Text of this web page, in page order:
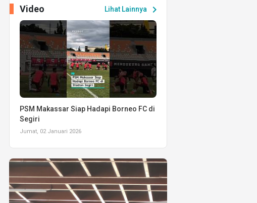
Lihat Lainnya chevron_right
Video
PSM Makassar Siap Hadapi Borneo FC di
Segiri
Jumat, 02 Januari 2026